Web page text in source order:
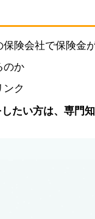
険会社で保険金
のか
ンク
たい方は、専門